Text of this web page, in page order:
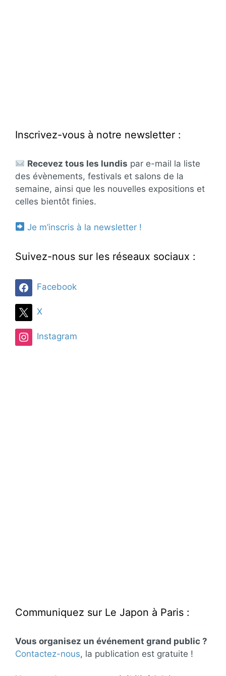
Inscrivez-vous à notre newsletter :
Recevez tous les lundis par e-mail la liste
des évènements, festivals et salons de la
semaine, ainsi que les nouvelles expositions et
celles bientôt finies.
Je m’inscris à la newsletter !
Suivez-nous sur les réseaux sociaux :
Facebook
X
Instagram
Communiquez sur Le Japon à Paris :
Vous organisez un événement grand public ?
Contactez-nous, la publication est gratuite !